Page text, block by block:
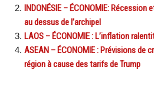
INDONÉSIE – ÉCONOMIE:
au dessus de l’archipel
LAOS – ÉCONOMIE : L’inflation
ASEAN – ÉCONOMIE : Prévisions de
région à cause des tarifs de Trump